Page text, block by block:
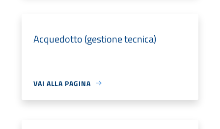
Acquedotto (gestione tecnica)
VAI ALLA PAGINA